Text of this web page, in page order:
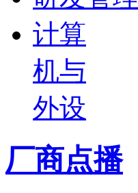
计算
机与
外设
厂商点播